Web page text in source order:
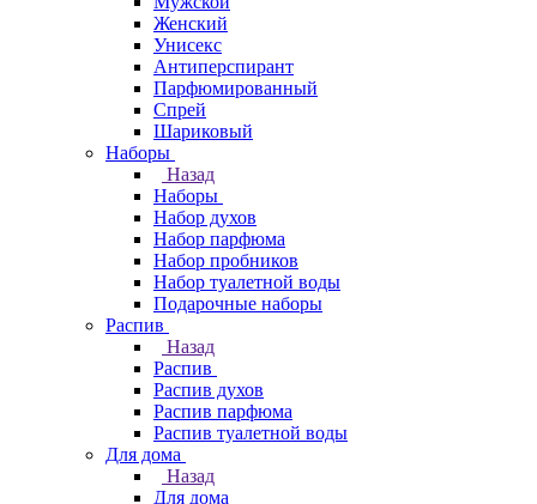
Женский
Унисекс
Антиперспирант
Парфюмированный
Спрей
Шариковый
Наборы
Назад
Наборы
Набор духов
Набор парфюма
Набор пробников
Набор туалетной воды
Подарочные наборы
Распив
Назад
Распив
Распив духов
Распив парфюма
Распив туалетной воды
Для дома
Назад
Для дома